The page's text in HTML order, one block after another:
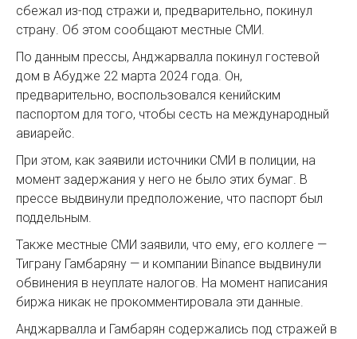
сбежал из-под стражи и, предварительно, покинул
страну. Об этом сообщают местные СМИ.
По данным прессы, Анджарвалла покинул гостевой
дом в Абудже 22 марта 2024 года. Он,
предварительно, воспользовался кенийским
паспортом для того, чтобы сесть на международный
авиарейс.
При этом, как заявили источники СМИ в полиции, на
момент задержания у него не было этих бумаг. В
прессе выдвинули предположение, что паспорт был
поддельным.
Также местные СМИ заявили, что ему, его коллеге —
Тиграну Гамбаряну — и компании Binance выдвинули
обвинения в неуплате налогов. На момент написания
биржа никак не прокомментировала эти данные.
Анджарвалла и Гамбарян содержались под стражей в